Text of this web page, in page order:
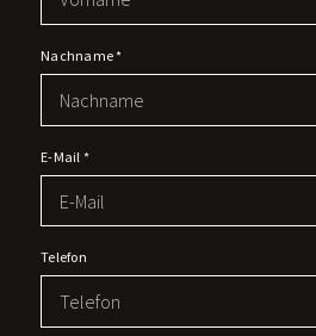
Nachname*
E-Mail *
Telefon